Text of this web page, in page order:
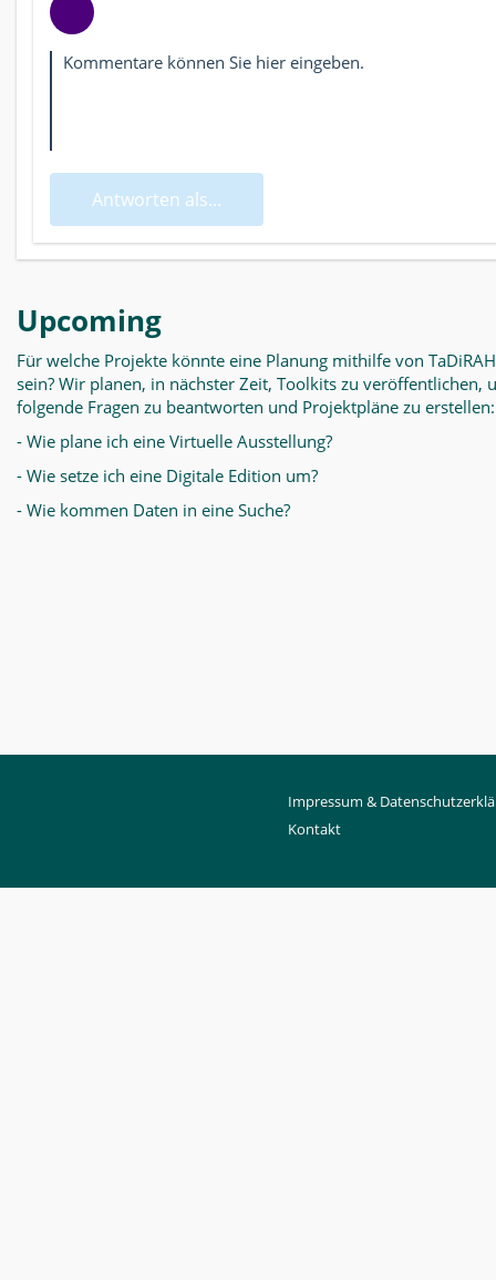
Antworten als...
Upcoming
Für welche Projekte könnte eine Planung mithilfe von
sein? Wir planen, in nächster Zeit, Toolkits zu veröffentlichen,
folgende Fragen zu beantworten und Projektpläne zu erstellen:
- Wie plane ich eine Virtuelle Ausstellung?
- Wie setze ich eine Digitale Edition um?
- Wie kommen Daten in eine Suche?
Impressum &
Kontakt